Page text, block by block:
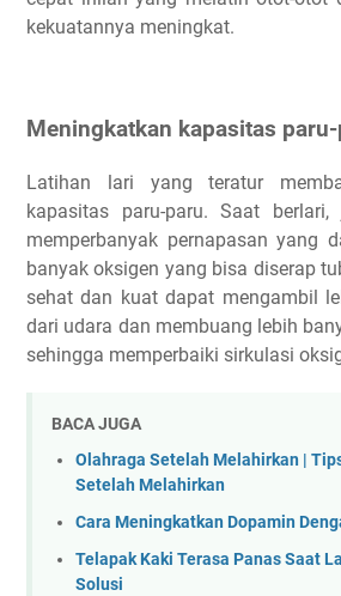
kekuatannya meningkat.
Meningkatkan kapasitas
Latihan lari yang teratur
kapasitas paru-paru. Saat
memperbanyak pernapasan yang
banyak oksigen yang bisa diserap
sehat dan kuat dapat mengambil
dari udara dan membuang lebih
sehingga memperbaiki sirkulasi
BACA JUGA
Olahraga Setelah Melahirkan |
Setelah Melahirkan
Cara Meningkatkan Dopamin
Telapak Kaki Terasa Panas Saat
Solusi